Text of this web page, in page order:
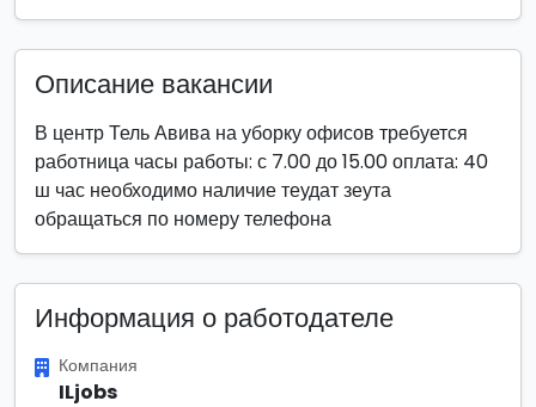
Описание вакансии
В центр Тель Авива на уборку офисов требуется
работница часы работы: с 7.00 до 15.00 оплата: 40
ш час необходимо наличие теудат зеута
обращаться по номеру телефона
Информация о работодателе
Компания
ILjobs